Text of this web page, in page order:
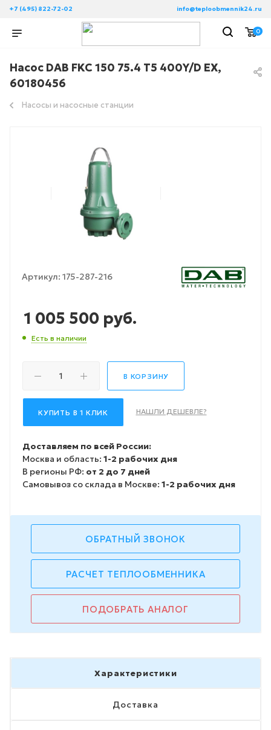
+7 (495) 822-72-02 info@teploobmennik24.ru
0
Насос DAB FKC 150 75.4 T5 400Y/D EX,
60180456
Насосы и насосные станции
Артикул: 175-287-216
1 005 500 руб.
Есть в наличии
В КОРЗИНУ
КУПИТЬ В 1 КЛИК НАШЛИ ДЕШЕВЛЕ?
Доставляем по всей России:
Москва и область: 1-2 рабочих дня
В регионы РФ: от 2 до 7 дней
Самовывоз со склада в Москве: 1-2 рабочих дня
ОБРАТНЫЙ ЗВОНОК
РАСЧЕТ ТЕПЛООБМЕННИКА
ПОДОБРАТЬ АНАЛОГ
Характеристики
Доставка